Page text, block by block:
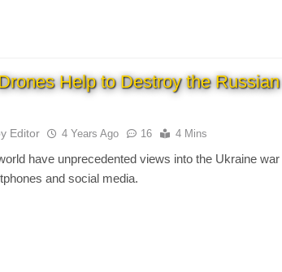
Help to Destroy the Russian
Editor 4 Years Ago 16 4 Mins
have unprecedented views into the Ukraine war
and social media.